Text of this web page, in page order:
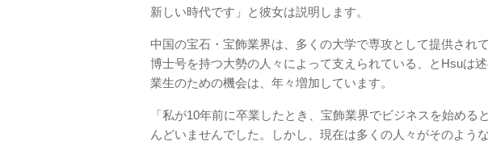
新しい時代です」と彼女は説明します。
中国の宝石・宝飾業界は、多くの大学で専攻として提供され
博士号を持つ大勢の人々によって支えられている、とHsuは
業生のための機会は、年々増加しています。
「私が10年前に卒業したとき、宝飾業界でビジネスを始める
んどいませんでした。しかし、現在は多くの人々がそのよう